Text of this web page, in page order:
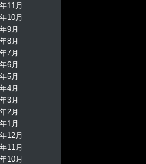
11月
10月
9月
8月
7月
6月
5月
4月
3月
2月
1月
12月
11月
10月